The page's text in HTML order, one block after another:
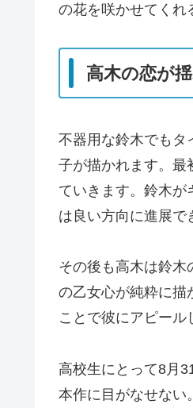
の花を咲かせてくれ
高木の恋が
不器用な鈴木でもタ
子が描かれます。最
ていきます。鈴木が
は良い方向に進展で
その後も高木は鈴木
の乙女心が純粋に描
ことで彼にアピール
高校生にとって8月
本作に目がなせない